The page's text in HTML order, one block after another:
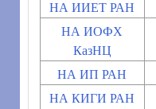
НА ИИЕТ РАН
НА ИОФХ
КазНЦ
НА ИП РАН
НА КИГИ РАН